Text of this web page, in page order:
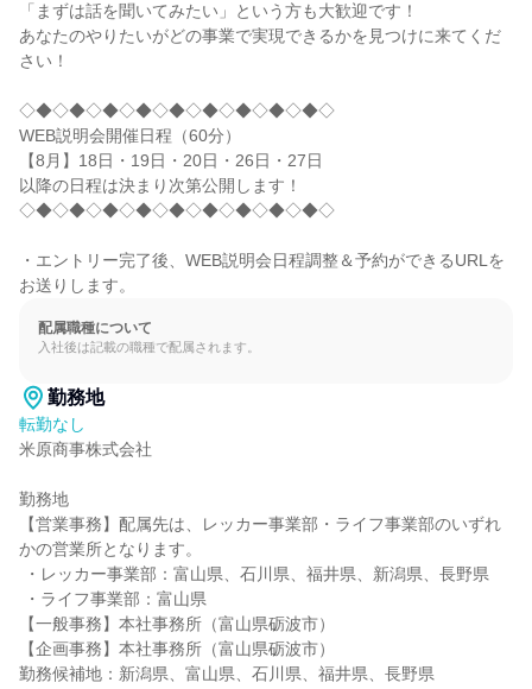
「まずは話を聞いてみたい」という方も大歓迎です！
あなたのやりたいがどの事業で実現できるかを見つけに来てくだ
さい！
◇◆◇◆◇◆◇◆◇◆◇◆◇◆◇◆◇◆◇
WEB説明会開催日程（60分）
【8月】18日・19日・20日・26日・27日
以降の日程は決まり次第公開します！
◇◆◇◆◇◆◇◆◇◆◇◆◇◆◇◆◇◆◇
・エントリー完了後、WEB説明会日程調整＆予約ができるURLを
お送りします。
配属職種について
入社後は記載の職種で配属されます。
勤務地
転勤なし
米原商事株式会社
勤務地
【営業事務】配属先は、レッカー事業部・ライフ事業部のいずれ
かの営業所となります。
【一般事務】本社事務所（富山県砺波市）
【企画事務】本社事務所（富山県砺波市）
勤務候補地：新潟県、富山県、石川県、福井県、長野県